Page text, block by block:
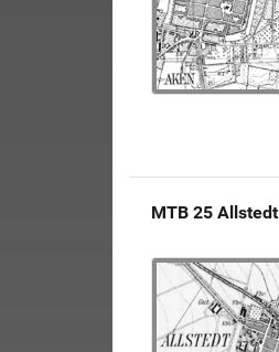
MTB 25 Allstedt